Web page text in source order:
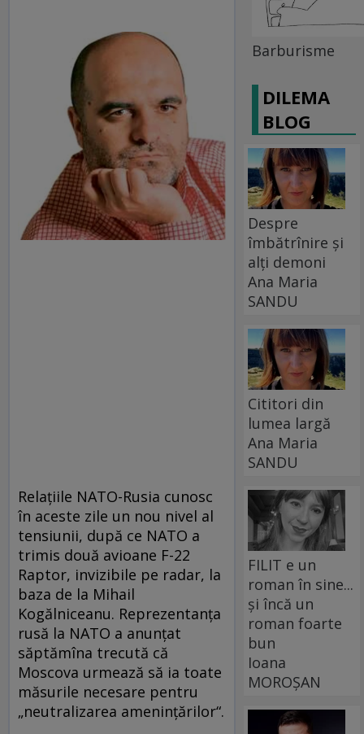
Relațiile NATO-Rusia cunosc
în aceste zile un nou nivel al
tensiunii, după ce NATO a
trimis două avioane F-22
Raptor, invizibile pe radar, la
baza de la Mihail
Kogălniceanu. Reprezentanţa
rusă la NATO a anunțat
săptămîna trecută că
Moscova urmează să ia toate
măsurile necesare pentru
„neutralizarea ameninţărilor“.
Barburisme
DILEMA
BLOG
Despre
îmbătrînire și
alți demoni
Ana Maria
SANDU
Cititori din
lumea largă
Ana Maria
SANDU
FILIT e un
roman în sine...
și încă un
roman foarte
bun
Ioana
MOROȘAN